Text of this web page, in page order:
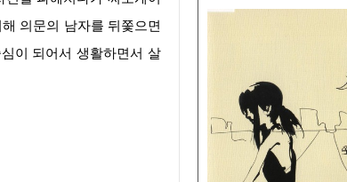
의문의 남자를 뒤쫓으면
이 되어서 생활하면서 살